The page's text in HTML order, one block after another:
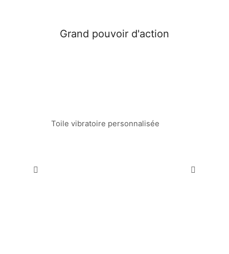
Grand pouvoir d'action
Toile vibratoire personnalisée